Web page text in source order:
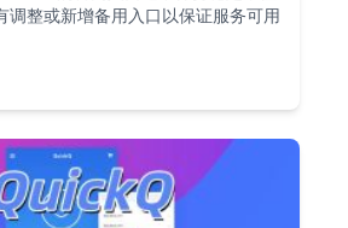
调整或新增备用入口以保证服务可用